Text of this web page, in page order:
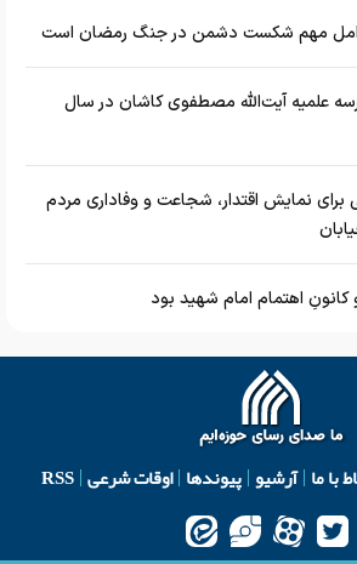
مهم شکست دشمن در جنگ رمضان است
علمیه آیت‌الله مصطفوی کاشان در سال
برای نمایش اقتدار، شجاعت و وفاداری مردم
کانونِ اهتمام امام شهید بود
با ما آرشیو پیوندها اوقات شرعی RSS